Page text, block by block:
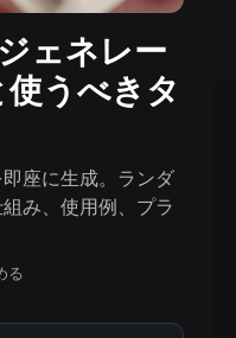
ェネレー
うべきタ
座に生成。ランダ
み、使用例、プラ
る